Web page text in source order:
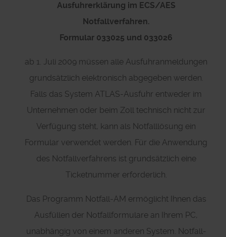
Ausfuhrerklärung im ECS/AES
Notfallverfahren.
Formular 033025 und 033026
ab 1. Juli 2009 müssen alle Ausfuhranmeldungen
grundsätzlich elektronisch abgegeben werden.
Falls das System ATLAS-Ausfuhr entweder im
Unternehmen oder beim Zoll technisch nicht zur
Verfügung steht, kann als Notfalllösung ein
Formular verwendet werden. Für die Anwendung
des Notfallverfahrens ist grundsätzlich eine
Ticketnummer erforderlich.
Das Programm Notfall-AM ermöglicht Ihnen das
Ausfüllen der Notfallformulare an Ihrem PC,
unabhängig von einem anderen System. Notfall-